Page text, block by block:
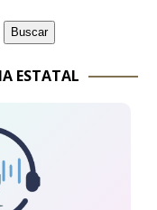
Buscar
ESTATAL